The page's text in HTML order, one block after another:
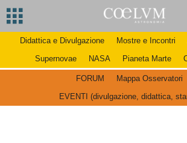
Didattica e Divulgazione Mostre e Incontri
Supernovae
NASA Pianeta Marte
FORUM
Mappa Osservatori
EVENTI (divulgazione, didattica,